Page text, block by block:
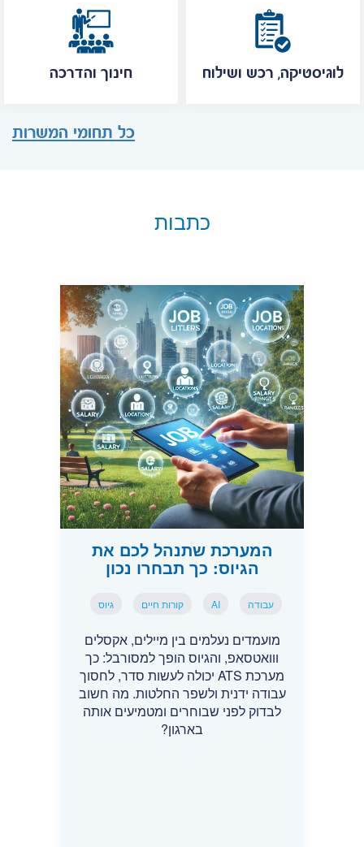
חינוך והדרכה לוגיסטיקה, רכש ושילוח
כל תחומי המשרות
כתבות
המערכת שתנהל לכם את
הגיוס: כך תבחרו נכון
עבודה AI קורות חיים גיוס
מועמדים נעלמים בין מיילים, אקסלים
ווואטסאפ, והגיוס הופך למסורבל: כך
מערכת ATS יכולה לעשות סדר, לחסוך
עבודה ידנית ולשפר החלטות. מה חשוב
לבדוק לפני שבוחרים ומטמיעים אותה
בארגון?